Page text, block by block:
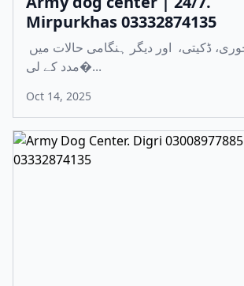
Mirpurkhas 03332874135
مدد کے لی�...
Oct 14, 2025